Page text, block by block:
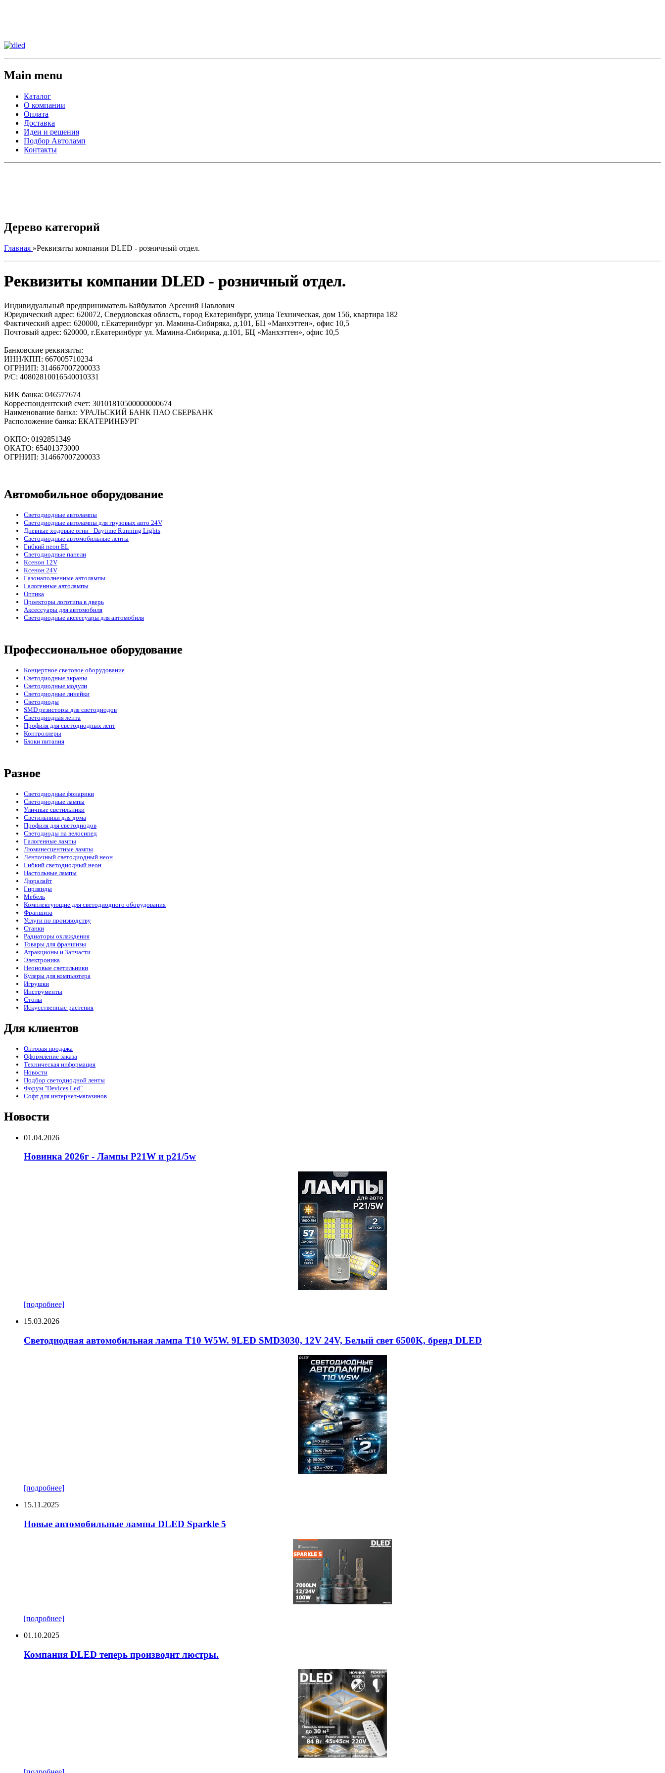
Main menu
Каталог
О компании
Оплата
Доставка
Идеи и решения
Подбор Автоламп
Контакты
Дерево категорий
Главная »Реквизиты компании DLED - розничный отдел.
Реквизиты компании DLED - розничный отдел.
Индивидуальный предприниматель Байбулатов Арсений Павлович
Юридический адрес: 620072, Свердловская область, город Екатеринбург, улица Техническая, дом 156, квартира 182
Фактический адрес: 620000, г.Екатеринбург ул. Мамина-Сибиряка, д.101, БЦ «Манхэттен», офис 10,5
Почтовый адрес: 620000, г.Екатеринбург ул. Мамина-Сибиряка, д.101, БЦ «Манхэттен», офис 10,5
Банковские реквизиты:
ИНН/КПП: 667005710234
ОГРНИП: 314667007200033
Р/C: 40802810016540010331
БИК банка: 046577674
Корреспондентский счет: 30101810500000000674
Наименование банка: УРАЛЬСКИЙ БАНК ПАО СБЕРБАНК
Расположение банка: ЕКАТЕРИНБУРГ
ОКПО: 0192851349
ОКАТО: 65401373000
ОГРНИП: 314667007200033
Автомобильное оборудование
Светодиодные автолампы
Светодиодные автолампы для грузовых авто 24V
Дневные ходовые огни - Daytime Running Lights
Светодиодные автомобильные ленты
Гибкий неон EL
Светодиодные панели
Ксенон 12V
Ксенон 24V
Газонаполненные автолампы
Галогенные автолампы
Оптика
Проекторы логотипа в дверь
Аксессуары для автомобиля
Светодиодные аксессуары для автомобиля
Профессиональное оборудование
Концертное световое оборудование
Cветодиодные экраны
Светодиодные модули
Светодиодные линейки
Светодиоды
SMD резисторы для светодиодов
Светодиодная лента
Профиля для светодиодных лент
Контроллеры
Блоки питания
Разное
Светодиодные фонарики
Светодиодные лампы
Уличные светильники
Светильники для дома
Профиля для светодиодов
Светодиоды на велосипед
Галогенные лампы
Люминесцентные лампы
Ленточный светодиодный неон
Гибкий светодиодный неон
Настольные лампы
Дюралайт
Гирлянды
Мебель
Комплектующие для светодиодного оборудования
Франшиза
Услуги по производству
Станки
Радиаторы охлаждения
Товары для франшизы
Атракционы и Запчасти
Электроника
Неоновые светильники
Кулеры для компьютера
Игрушки
Инструменты
Столы
Искусственные растения
Для клиентов
Оптовая продажа
Оформление заказа
Техническая информация
Новости
Подбор светодиодной ленты
Форум "Devices Led"
Софт для интернет-магазинов
Новости
01.04.2026
Новинка 2026г - Лампы P21W и p21/5w
[подробнее]
15.03.2026
Светодиодная автомобильная лампа T10 W5W. 9LED SMD3030, 12V 24V, Белый свет 6500K, бренд DLED
[подробнее]
15.11.2025
Новые автомобильные лампы DLED Sparkle 5
[подробнее]
01.10.2025
Компания DLED теперь производит люстры.